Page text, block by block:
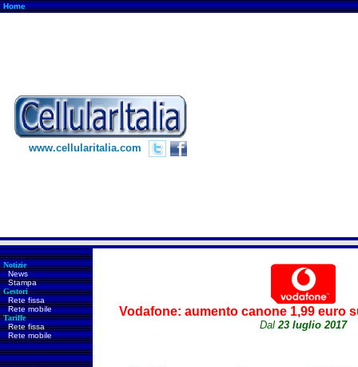
Home
www.cellularitalia.com
Notizie
News
Stampa
Gestori
Rete fissa
Rete mobile
Tariffe
Rete fissa
Rete mobile
Vodafone: aumento canone 1,99 euro
Dal23 luglio 2017